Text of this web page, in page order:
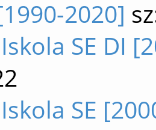
2020]
SE DI
SE